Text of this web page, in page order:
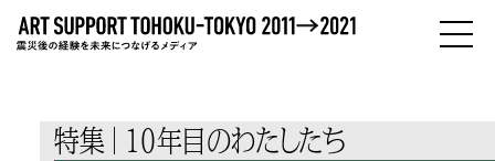
ひとびと
特集 10年目のわたしたち